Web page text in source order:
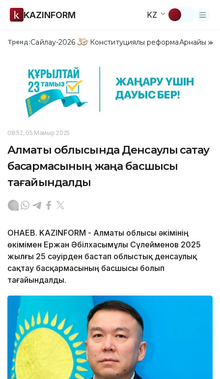
KAZINFORM KZ
Тренд:Сайлау-2026 Конституциялық реформаАрнайы
08:52, 05 Мамыр 2025
Алматы облысында Денсаулық сақтау
басқармасының жаңа басшысы
тағайындалды
ҚОНАЕВ. KAZINFORM - Алматы облысы әкімінің
өкімімен Ержан Әбілхасымұлы Сүлейменов 2025
жылғы 25 сәуірден бастап облыстық денсаулық
сақтау басқармасының басшысы болып
тағайындалды.